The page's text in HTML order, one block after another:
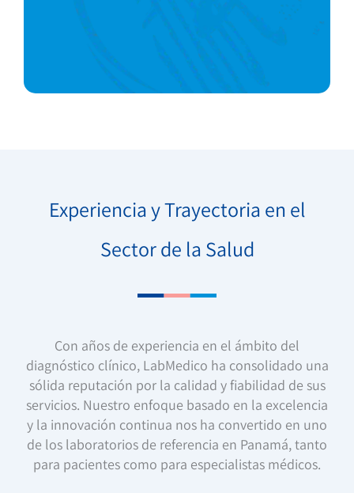
Experiencia y Trayectoria en el
Sector de la Salud
Con años de experiencia en el ámbito del
diagnóstico clínico, LabMedico ha consolidado una
sólida reputación por la calidad y fiabilidad de sus
servicios. Nuestro enfoque basado en la excelencia
y la innovación continua nos ha convertido en uno
de los laboratorios de referencia en Panamá, tanto
para pacientes como para especialistas médicos.